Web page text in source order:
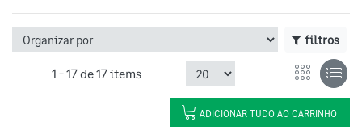
filtros
1 -17de17 items
ADICIONAR TUDO AO CARRINHO